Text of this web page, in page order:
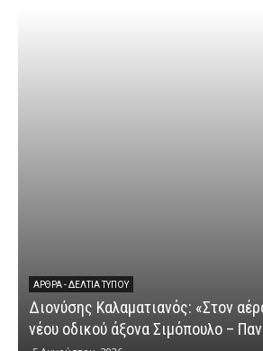
ΆΡΘΡΑ - ΔΕΛΤΊΑ ΤΎΠΟΥ
Διονύσης Καλαματιανός: «Στον
νέου οδικού άξονα Σιμόπουλο –